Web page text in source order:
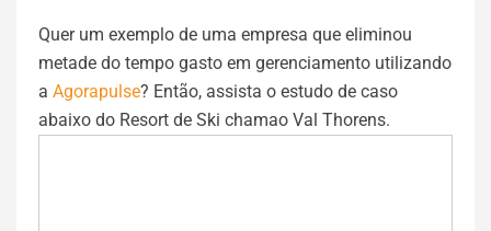
Quer um exemplo de uma empresa que eliminou
metade do tempo gasto em gerenciamento utilizando
a Agorapulse? Então, assista o estudo de caso
abaixo do Resort de Ski chamao Val Thorens.